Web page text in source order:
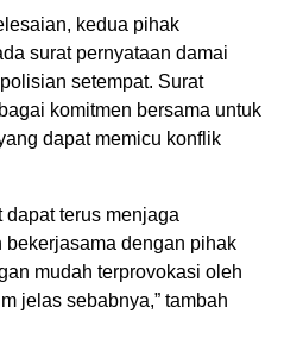
kedua pihak
surat pernyataan damai
setempat. Surat
komitmen bersama untuk
dapat memicu konflik
dapat terus menjaga
bekerjasama dengan pihak
mudah terprovokasi oleh
jelas sebabnya,” tambah